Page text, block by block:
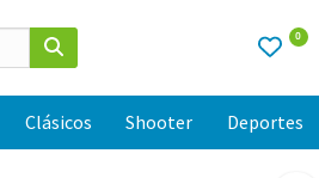
0
Clásicos Shooter Deportes